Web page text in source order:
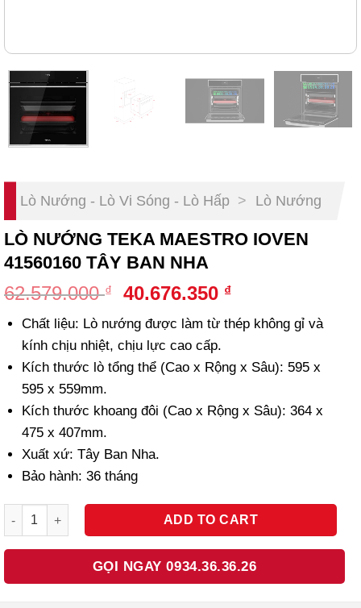
Lò Nướng - Lò Vi Sóng - Lò Hấp > Lò Nướng
LÒ NƯỚNG TEKA MAESTRO IOVEN
41560160 TÂY BAN NHA
62.579.000₫
Original
price
was:
62.579.000 ₫.
40.676.350 ₫Current
price
is:
Chất liệu: Lò nướng được làm từ thép không gỉ và
kính chịu nhiệt, chịu lực cao cấp.
Kích thước lò tổng thể (Cao x Rộng x Sâu): 595 x
595 x 559mm.
Kích thước khoang đôi (Cao x Rộng x Sâu): 364 x
475 x 407mm.
Xuất xứ: Tây Ban Nha.
Bảo hành: 36 tháng
LÒ NƯỚNG TEKA MAESTRO IOVEN 41560160 TÂY BAN NHA
ADD TO CART
GỌI NGAY 0934.36.36.26